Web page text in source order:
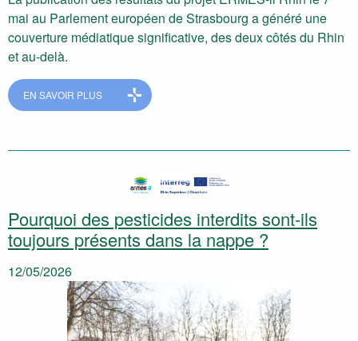
mai au Parlement européen de Strasbourg a généré une
couverture médiatique significative, des deux côtés du Rhin
et au-delà.
EN SAVOIR PLUS
Pourquoi des pesticides interdits sont-ils
toujours présents dans la nappe ?
12/05/2026